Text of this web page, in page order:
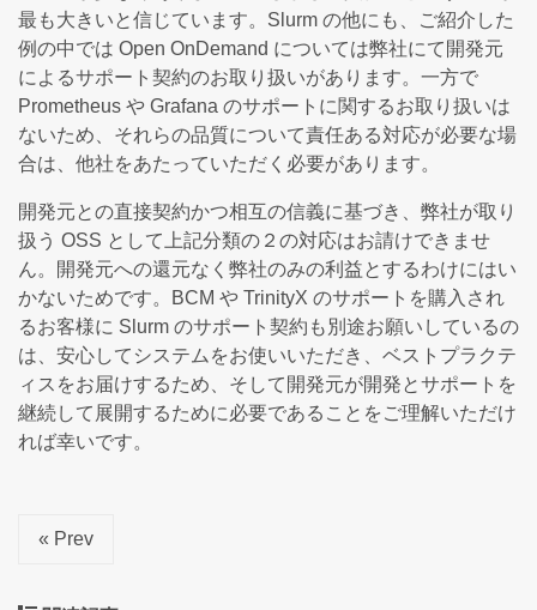
最も大きいと信じています。Slurm の他にも、ご紹介した
例の中では Open OnDemand については弊社にて開発元
によるサポート契約のお取り扱いがあります。一方で
Prometheus や Grafana のサポートに関するお取り扱いは
ないため、それらの品質について責任ある対応が必要な場
合は、他社をあたっていただく必要があります。
開発元との直接契約かつ相互の信義に基づき、弊社が取り
扱う OSS として上記分類の２の対応はお請けできませ
ん。開発元への還元なく弊社のみの利益とするわけにはい
かないためです。BCM や TrinityX のサポートを購入され
るお客様に Slurm のサポート契約も別途お願いしているの
は、安心してシステムをお使いいただき、ベストプラクテ
ィスをお届けするため、そして開発元が開発とサポートを
継続して展開するために必要であることをご理解いただけ
れば幸いです。
« Prev